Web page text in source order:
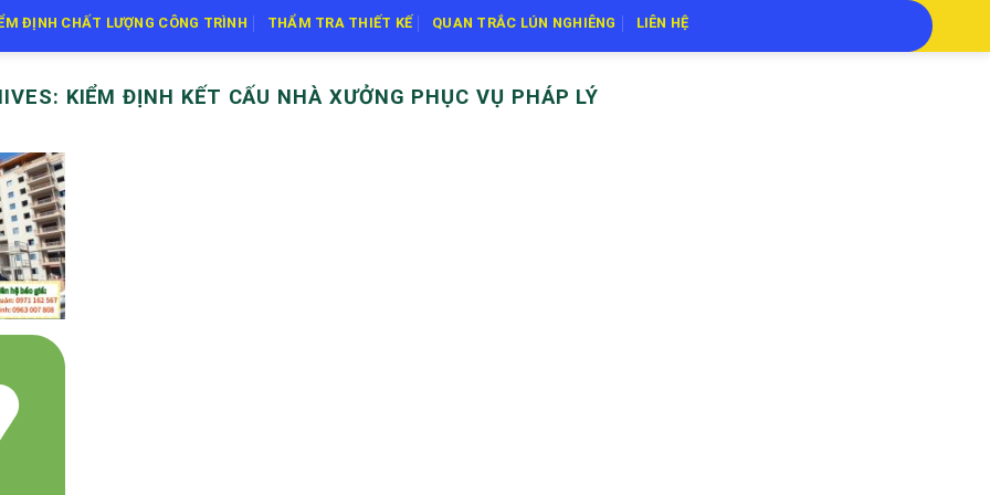
ĐỊNH CHẤT LƯỢNG CÔNG TRÌNH THẨM TRA THIẾT KẾ QUAN TRẮC LÚN NGHIÊNG LIÊN HỆ
KIỂM ĐỊNH KẾT CẤU NHÀ XƯỞNG PHỤC VỤ PHÁP LÝ